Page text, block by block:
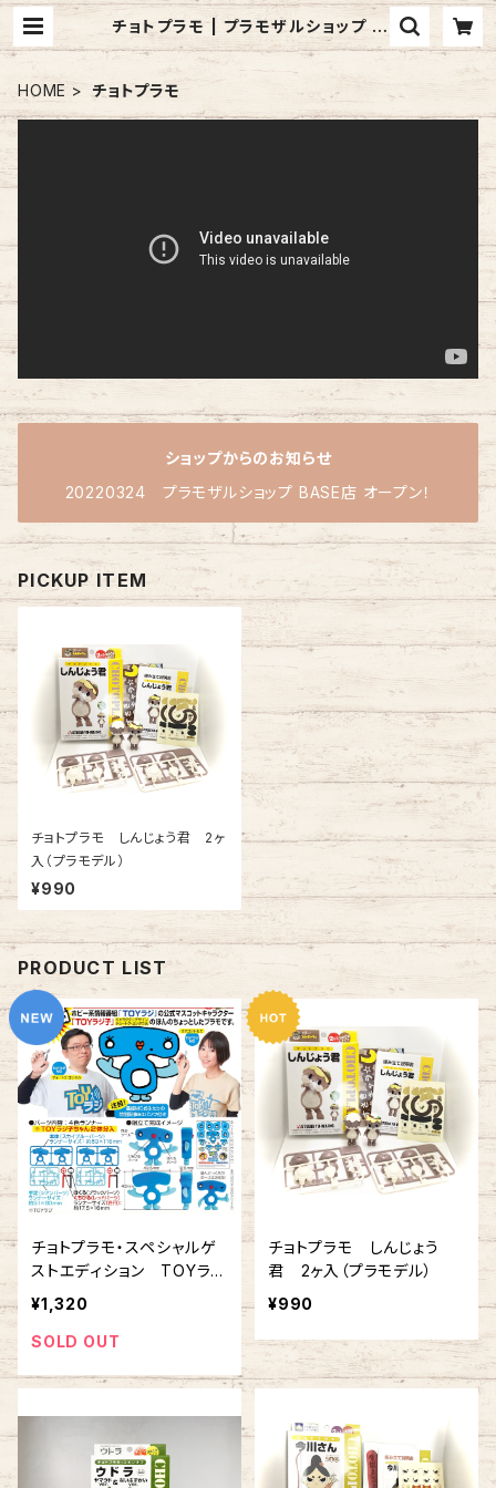
チョトプラモ | プラモザルショップ B
ASE店
HOME チョトプラモ
ショップからのお知らせ
20220324 プラモザルショップ BASE店 オープン！
PICKUP ITEM
チョトプラモ しんじょう君 2ヶ
入（プラモデル）
¥990
PRODUCT LIST
チョトプラモ・スペシャルゲ
ストエディション TOYラジ
子 2ヶ入（プラモデル）＾
¥1,320
SOLD OUT
チョトプラモ しんじょう
君 2ヶ入（プラモデル）
¥990